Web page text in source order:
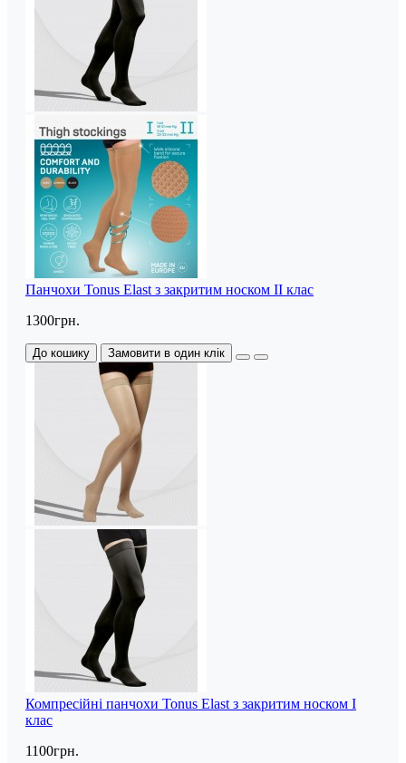
Панчохи Tonus Elast з закритим носком II клас
1300грн.
До кошику Замовити в один клік
Компресійні панчохи Tonus Elast з закритим носком I
клас
1100грн.